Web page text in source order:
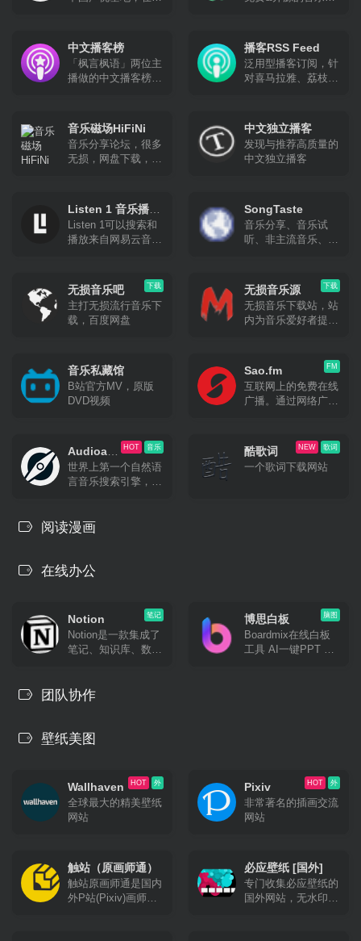
的经营工作，从而有
展与繁荣。
新，可以使用第三方
音源使用。
中文播客榜
「枫言枫语」两位主
播做的中文播客榜，
Podcasts
播客RSS Feed
泛用型播客订阅，针
对喜马拉雅、荔枝
电台节目的 RSS
Feed 服务
音乐磁场HiFiNi
音乐分享论坛，很多
无损，网盘下载，能
中文独立播客
发现与推荐高质量的
中文独立播客
Listen 1 音乐播放
器
Listen 1可以搜索和
播放来自网易云音
音乐，Bilibili，咪咕
音乐网站的歌曲，让
你的曲库更全面。
SongTaste
音乐分享、音乐试
听、非主流音乐、欧
下载
无损音乐吧
主打无损流行音乐下
载，百度网盘
下载
无损音乐源
无损音乐下载站，站
内为音乐爱好者提供
APE、WAV各种无
损格式
音乐私藏馆
B站官方MV，原版
DVD视频
FM
Sao.fm
互联网上的免费在线
广播。通过网络广播
它是实时直播且免费
的。
音乐
HOT
Audioatla
s
世界上第一个自然语
言音乐搜索引擎，在
合你的音乐。
歌词
NEW
酷歌词
一个歌词下载网站
阅读漫画
在线办公
笔记
Notion
Notion是一款集成了
笔记、知识库、数据
用程序，它支持个人
协作。
脑图
博思白板
Boardmix在线白板
工具 AI一键PPT 思
团队协作
壁纸美图
外
HOT
Wallhaven
全球最大的精美壁纸
网站
外
HOT
Pixiv
非常著名的插画交流
网站
触站（原画师通）
触站原画师通是国内
外P站(Pixiv)画师作
必应壁纸 [国外]
专门收集必应壁纸的
国外网站，无水印下